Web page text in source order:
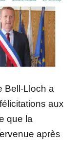
Bell-Lloch a
aux
que la
après